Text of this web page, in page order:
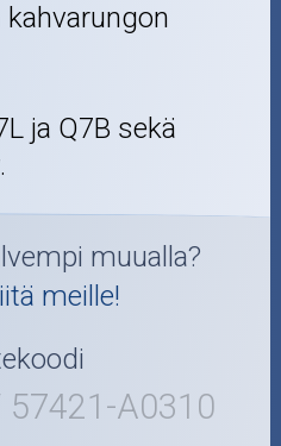
ja Q7B sekä
muualla?
meille!
A0310